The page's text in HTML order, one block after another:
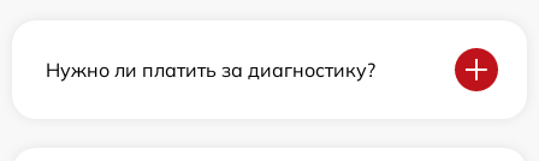
Нужно ли платить за диагностику?